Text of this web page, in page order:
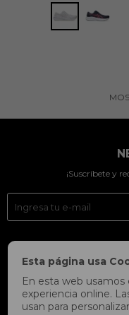
Esta página usa
En esta web
experiencia online.
usan para
¡Suscríbete y